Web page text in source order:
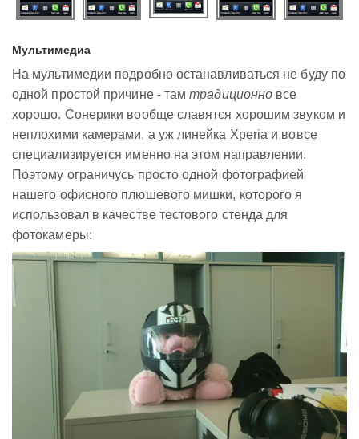
Мультимедиа
На мультимедии подробно останавливаться не буду по
одной простой причине - тамтрадиционно все
хорошо. Сонерики вообще славятся хорошим звуком и
неплохими камерами, а уж линейка Xperia и вовсе
специализируется именно на этом направлении.
Поэтому ограничусь просто одной фотографией
нашего офисного плюшевого мишки, которого я
использовал в качестве тестового стенда для
фотокамеры: